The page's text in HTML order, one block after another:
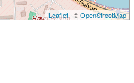
Leaflet| ©OpenStreetMap